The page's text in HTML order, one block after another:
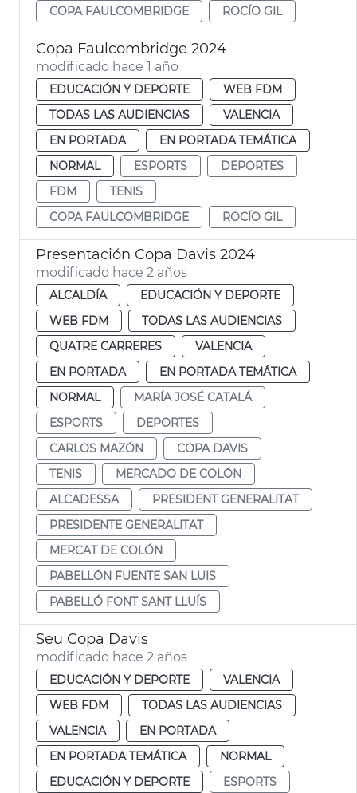
COPA FAULCOMBRIDGE ROCÍO GIL
Copa Faulcombridge 2024
modificado hace 1 año
EDUCACIÓN Y DEPORTE
WEB FDM
TODAS LAS AUDIENCIAS
VALENCIA
EN PORTADA
EN PORTADA TEMÁTICA
NORMAL
ESPORTS
DEPORTES
FDM
TENIS
COPA FAULCOMBRIDGE
ROCÍO GIL
Presentación Copa Davis 2024
modificado hace 2 años
ALCALDÍA
EDUCACIÓN Y DEPORTE
WEB FDM
TODAS LAS AUDIENCIAS
QUATRE CARRERES
VALENCIA
EN PORTADA
EN PORTADA TEMÁTICA
NORMAL
MARÍA JOSÉ CATALÁ
ESPORTS
DEPORTES
CARLOS MAZÓN
COPA DAVIS
TENIS
MERCADO DE COLÓN
ALCADESSA
PRESIDENT GENERALITAT
PRESIDENTE GENERALITAT
MERCAT DE COLÓN
PABELLÓN FUENTE SAN LUIS
PABELLÓ FONT SANT LLUÍS
Seu Copa Davis
modificado hace 2 años
EDUCACIÓN Y DEPORTE
VALENCIA
WEB FDM
TODAS LAS AUDIENCIAS
VALENCIA
EN PORTADA
EN PORTADA TEMÁTICA
NORMAL
EDUCACIÓN Y DEPORTE
ESPORTS